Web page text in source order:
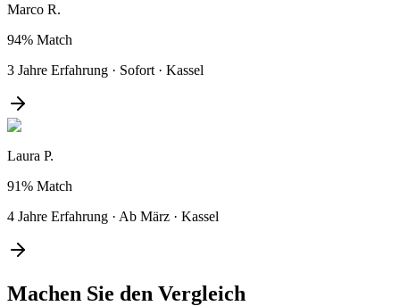
Marco R.
94% Match
3 Jahre Erfahrung · Sofort · Kassel
Laura P.
91% Match
4 Jahre Erfahrung · Ab März · Kassel
Machen Sie den Vergleich